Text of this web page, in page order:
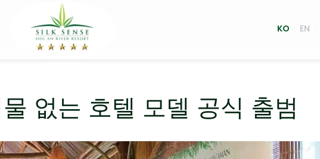
KO EN
없는 호텔 모델 공식 출범